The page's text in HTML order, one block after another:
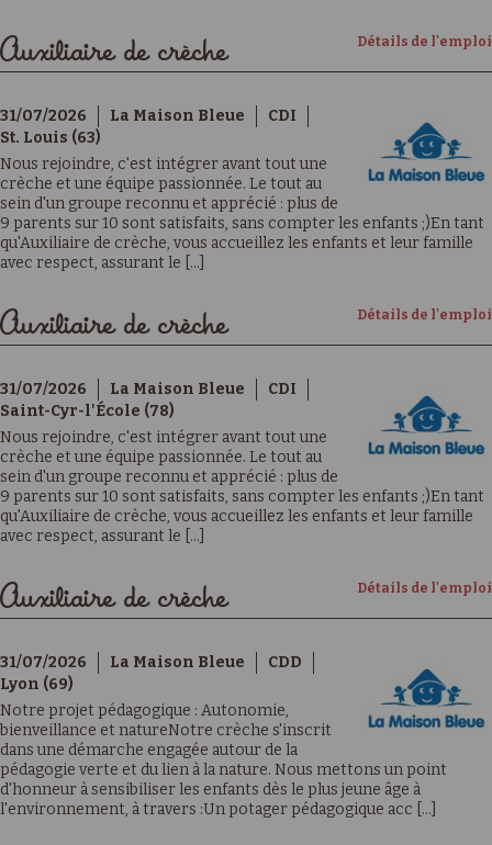
Détails de l'emploi
Auxiliaire de crèche
31/07/2026 La Maison Bleue
CDI
St. Louis (63)
Nous rejoindre, c'est intégrer avant tout une
crèche et une équipe passionnée. Le tout au
sein d'un groupe reconnu et apprécié : plus de
9 parents sur 10 sont satisfaits, sans compter les enfants ;)En tant
qu'Auxiliaire de crèche, vous accueillez les enfants et leur famille
avec respect, assurant le [...]
Détails de l'emploi
Auxiliaire de crèche
31/07/2026 La Maison Bleue
CDI
Saint-Cyr-l'École (78)
Nous rejoindre, c'est intégrer avant tout une
crèche et une équipe passionnée. Le tout au
sein d'un groupe reconnu et apprécié : plus de
9 parents sur 10 sont satisfaits, sans compter les enfants ;)En tant
qu'Auxiliaire de crèche, vous accueillez les enfants et leur famille
avec respect, assurant le [...]
Détails de l'emploi
Auxiliaire de crèche
31/07/2026 La Maison Bleue
CDD
Lyon (69)
Notre projet pédagogique : Autonomie,
bienveillance et natureNotre crèche s'inscrit
dans une démarche engagée autour de la
pédagogie verte et du lien à la nature. Nous mettons un point
d'honneur à sensibiliser les enfants dès le plus jeune âge à
l'environnement, à travers :Un potager pédagogique acc [...]